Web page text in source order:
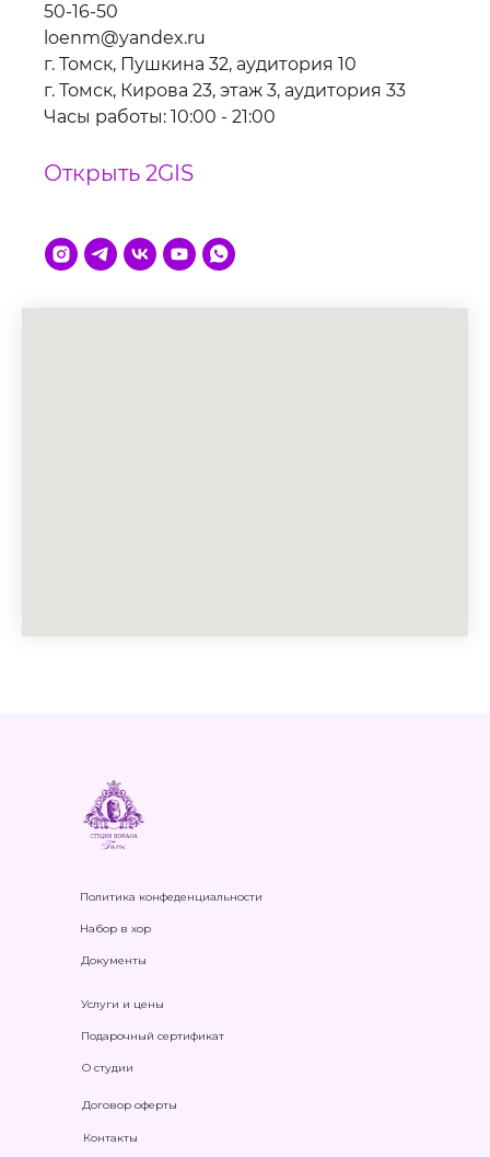
50-16-50
loenm@yandex.ru
г. Томск, Пушкина 32, аудитория 10
г. Томск, Кирова 23, этаж 3, аудитория 33
Часы работы: 10:00 - 21:00
Открыть 2GIS
Политика конфеденциальности
Услуги и цены
Документы
Договор оферты
О студии
Набор в хор
Подарочный сертификат
Контакты